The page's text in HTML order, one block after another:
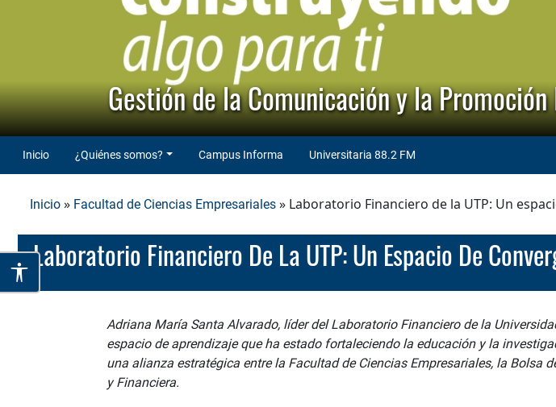
Gestión de la Comunicación y la
Inicio ¿Quiénes somos? Campus Informa Universitaria 88.2 FM
Inicio » Facultad de Ciencias Empresariales » Laboratorio Financiero de la UTP: Un
Laboratorio Financiero De La UTP: Un Espacio De
Adriana María Santa Alvarado, líder del Laboratorio Financiero de la
espacio de aprendizaje que ha estado fortaleciendo la educación y la
una alianza estratégica entre la Facultad de Ciencias Empresariales, la Bolsa
y Financiera.